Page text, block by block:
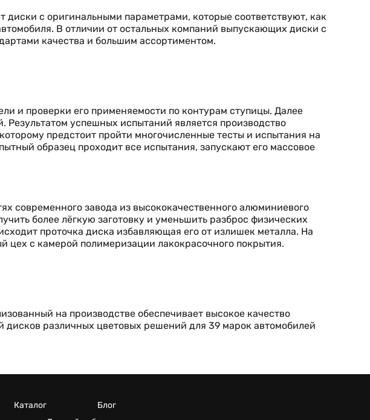
с оригинальными параметрами, которые соответствуют, как
В отличии от остальных компаний выпускающих диски с
качества и большим ассортиментом.
и проверки его применяемости по контурам ступицы. Далее
Результатом успешных испытаний является производство
предстоит пройти многочисленные тесты и испытания на
образец проходит все испытания, запускают его массовое
современного завода из высококачественного алюминиевого
более лёгкую заготовку и уменьшить разброс физических
проточка диска избавляющая его от излишек металла. На
с камерой полимеризации лакокрасочного покрытия.
на производстве обеспечивает высокое качество
дисков различных цветовых решений для 39 марок автомобилей
Каталог
Блог